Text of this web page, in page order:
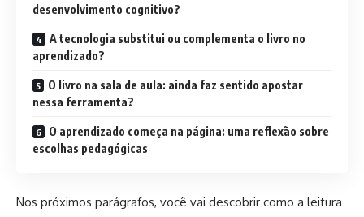
desenvolvimento cognitivo?
A tecnologia substitui ou complementa o livro no
aprendizado?
O livro na sala de aula: ainda faz sentido apostar
nessa ferramenta?
O aprendizado começa na página: uma reflexão sobre
escolhas pedagógicas
Nos próximos parágrafos, você vai descobrir como a leitura